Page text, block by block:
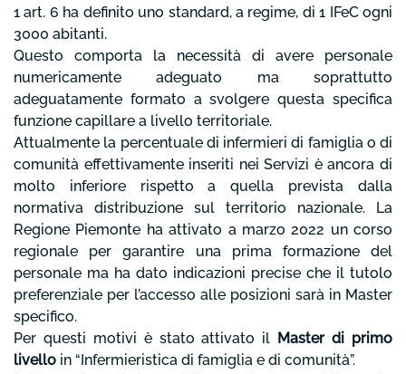
1 art. 6 ha definito uno standard, a regime, di 1 IFeC ogni
3000 abitanti.
Questo comporta la necessità di avere personale
numericamente adeguato ma soprattutto
adeguatamente formato a svolgere questa specifica
funzione capillare a livello territoriale.
Attualmente la percentuale di infermieri di famiglia o di
comunità effettivamente inseriti nei Servizi è ancora di
molto inferiore rispetto a quella prevista dalla
normativa distribuzione sul territorio nazionale. La
Regione Piemonte ha attivato a marzo 2022 un corso
regionale per garantire una prima formazione del
personale ma ha dato indicazioni precise che il tutolo
preferenziale per l’accesso alle posizioni sarà in Master
specifico.
Per questi motivi è stato attivato il Master di primo
livello in “Infermieristica di famiglia e di comunità”.